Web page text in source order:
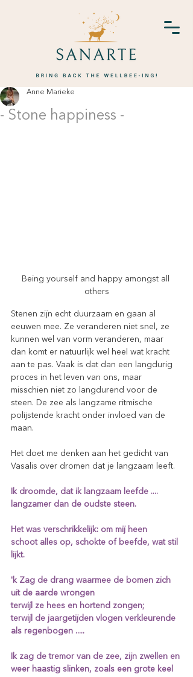
- Stone happiness -
Anne Marieke
Being yourself and happy amongst all
others
Stenen zijn echt duurzaam en gaan al
eeuwen mee. Ze veranderen niet snel, ze
kunnen wel van vorm veranderen, maar
dan komt er natuurlijk wel heel wat kracht
aan te pas. Vaak is dat dan een langdurig
proces in het leven van ons, maar
misschien niet zo langdurend voor de
steen. De zee als langzame ritmische
polijstende kracht onder invloed van de
maan.
Het doet me denken aan het gedicht van
Vasalis over dromen dat je langzaam leeft.
Ik droomde, dat ik langzaam leefde ....
langzamer dan de oudste steen.
Het was verschrikkelijk: om mij heen
schoot alles op, schokte of beefde, wat stil
lijkt.
'k Zag de drang waarmee de bomen zich
uit de aarde wrongen
terwijl ze hees en hortend zongen;
terwijl de jaargetijden vlogen verkleurende
als regenbogen .....
Ik zag de tremor van de zee, zijn zwellen en
weer haastig slinken, zoals een grote keel